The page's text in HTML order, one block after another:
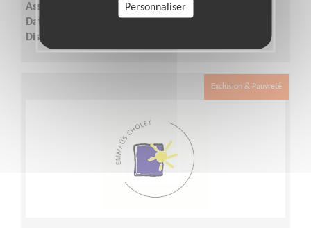
Association :
Emmaus Cholet
Date :
Disponibilité demandée :
Exclusion & Pauvreté
Personnaliser